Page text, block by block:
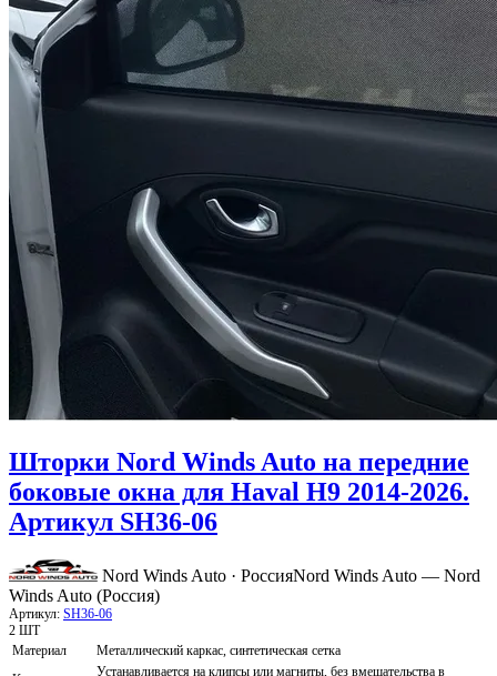
Шторки Nord Winds Auto на передние
боковые окна для Haval H9 2014-2026.
Артикул SH36-06
Nord Winds Auto · РоссияNord Winds Auto — Nord
Winds Auto (Россия)
Артикул: SH36-06
2 ШТ
Материал
Металлический каркас, синтетическая сетка
Устанавливается на клипсы или магниты, без вмешательства в